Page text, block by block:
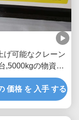
げ可能なクレーン
,5000kgの物資を
プラットフォーム
価格 を 入手 する